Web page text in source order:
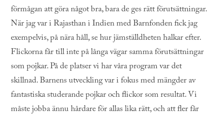
förmågan att göra något bra, bara de ges rätt förutsättningar.
När jag var i Rajasthan i Indien med Barnfonden fick jag
exempelvis, på nära håll, se hur jämställdheten halkar efter.
Flickorna får till inte på långa vägar samma förutsättningar
som pojkar. På de platser vi har våra program var det
skillnad. Barnens utveckling var i fokus med mängder av
fantastiska studerande pojkar och flickor som resultat. Vi
måste jobba ännu hårdare för allas lika rätt, och att fler får